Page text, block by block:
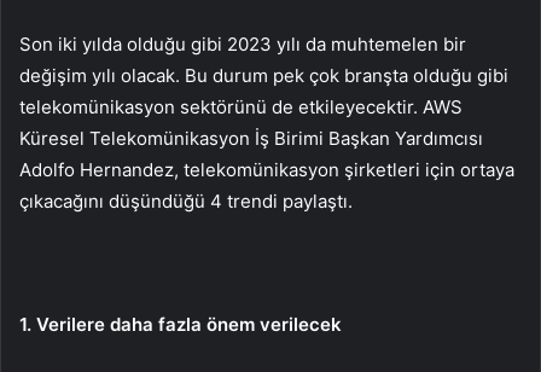
Son iki yılda olduğu gibi 2023 yılı da muhtemelen bir
değişim yılı olacak. Bu durum pek çok branşta olduğu gibi
telekomünikasyon sektörünü de etkileyecektir. AWS
Küresel Telekomünikasyon İş Birimi Başkan Yardımcısı
Adolfo Hernandez, telekomünikasyon şirketleri için ortaya
çıkacağını düşündüğü 4 trendi paylaştı.
1. Verilere daha fazla önem verilecek